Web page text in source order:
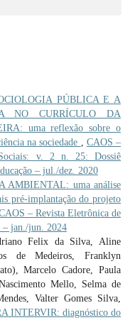
PÚBLICA E A
NO CURRÍCULO DA
uma reflexão sobre o
na sociedade , CAOS –
v. 2 n. 25: Dossiê
– jul./dez. 2020
AMBIENTAL: uma análise
pré-implantação do projeto
– Revista Eletrônica de
– jan./jun. 2024
Felix da Silva, Aline
de Medeiros, Franklyn
Marcelo Cadore, Paula
Mello, Selma de
Valter Gomes Silva,
INTERVIR: diagnóstico do